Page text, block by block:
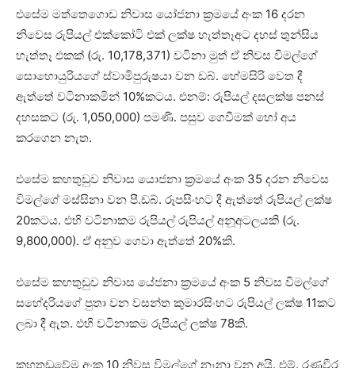
එසේම මත්තෙගොඩ නිවාස යෝජනා ක්‍රමයේ අංක 16 දරන
නිවෙස රුපියල් එක්කෝටි එක් ලක්ෂ හැත්තෑඅට දහස් තුන්සිය
හැත්තෑ එකක් (රු. 10,178,371) වටිනා මුත් ඒ නිවස විමල්ගේ
සොහොයුරියගේ ස්වාමිපුරුෂයා වන ඩබ්. හේමසිරි වෙත දී
ඇත්තේ වටිනාකමින් 10%කටය. එනම්: රුපියල් දසලක්ෂ පනස්
දහසකට (රු. 1,050,000) පමණි. පසුව ගෙවීමක් හෝ අය
කරගෙන නැත.
එසේම කහතුඩුව නිවාස යොජනා ක්‍රමයේ අංක 35 දරන නිවෙස
විමල්ගේ මස්සිනා වන පී.ඩබ්. රූපසිංහට දී ඇත්තේ රුපියල් ලක්ෂ
20කටය. එහි වටිනාකම රුපියල් රුපියල් අනූඅටලයකි (රු.
9,800,000). ඒ අනුව ගෙවා ඇත්තේ 20%කි.
එසේම කහතුඩුව නිවාස යේජනා ක්‍රමයේ අංක 5 නිවස විමල්ගේ
සහේදරියගේ පුතා වන වසන්ත කුමාරසිංහට රුපියල් ලක්ෂ 11කට
ලබා දී ඇත. එහි වටිනාකම රුපියල් ලක්ෂ 78කි.
කහතුඩුවේම අංක 10 නිවස විමල්ගේ නෑනා වන අයි. එම්. රණවීර